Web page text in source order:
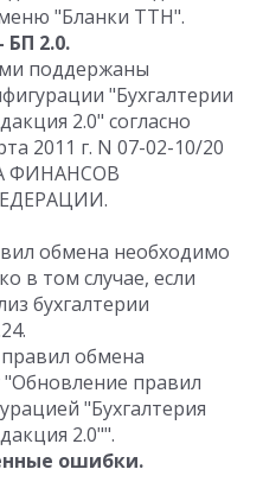
"Бланки ТТН".
- БП 2.0.
поддержаны
"Бухгалтерии
2.0" согласно
2011 г. N 07-02-10/20
ФИНАНСОВ
обмена необходимо
в том случае, если
бухгалтерии
обмена
"Обновление правил
"Бухгалтерия
2.0"".
ошибки.